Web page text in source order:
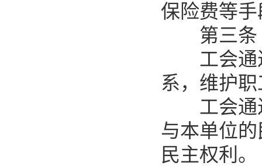
保险费等
第三条
工会通过
系，维护
工会通过
与本单位
民主权利。